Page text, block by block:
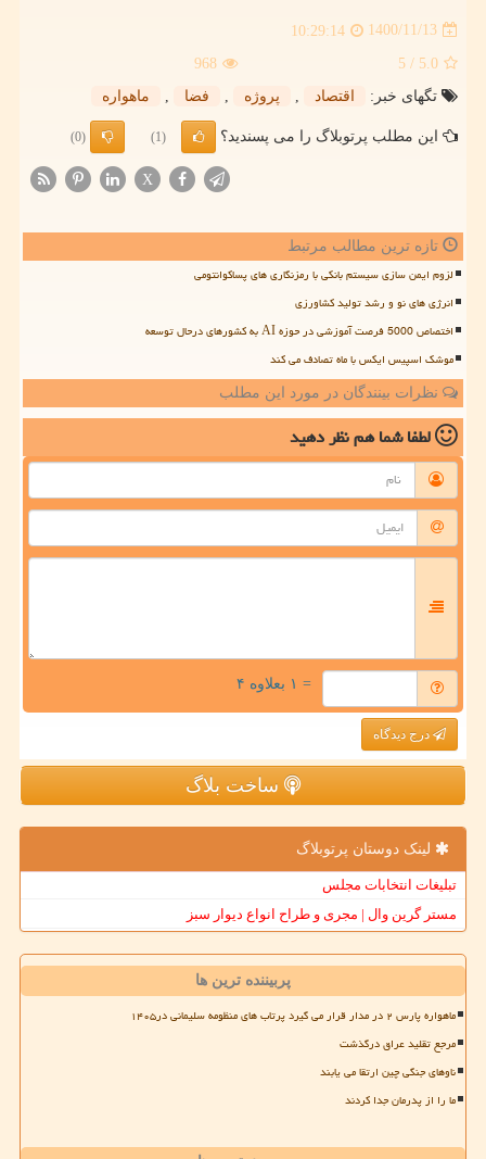
1400/11/13
10:29:14
5.0
/ 5
968
تگهای خبر:
اقتصاد پروژه فضا ماهواره
این مطلب پرتوبلاگ را می پسندید؟ (1)
(0)
X
تازه ترین مطالب مرتبط
لزوم ایمن سازی سیستم بانکی با رمزنگاری های پساکوانتومی
انرژی های نو و رشد تولید کشاورزی
اختصاص 5000 فرصت آموزشی در حوزه AI به کشورهای درحال توسعه
موشک اسپیس ایکس با ماه تصادف می کند
نظرات بینندگان در مورد این مطلب
لطفا شما همنظر دهید
= ۱ بعلاوه ۴
درج دیدگاه
ساخت بلاگ
لینک دوستان پرتوبلاگ
تبلیغات انتخابات مجلس
مستر گرین وال | مجری و طراح انواع دیوار سبز
پربیننده ترین ها
ماهواره پارس ۲ در مدار قرار می گیرد پرتاب های منظومه سلیمانی در۱۴۰۵
مرجع تقلید عراق درگذشت
ناوهای جنگی چین ارتقا می یابند
ما را از پدرمان جدا کردند